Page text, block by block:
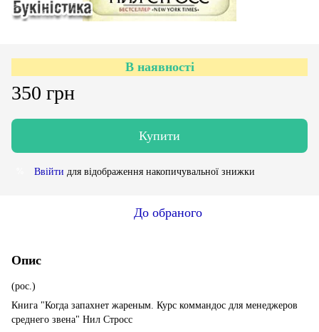
В наявності
350 грн
Купити
Ввійти для відображення накопичувальної знижки
До обраного
Опис
(рос.)
Книга "Когда запахнет жареным. Курс коммандос для менеджеров
среднего звена" Нил Стросс